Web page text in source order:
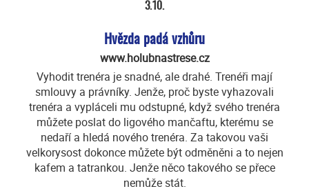
3.10.
Hvězda padá vzhůru
www.holubnastrese.cz
Vyhodit trenéra je snadné, ale drahé. Trenéři mají
smlouvy a právníky. Jenže, proč byste vyhazovali
trenéra a vypláceli mu odstupné, když svého trenéra
můžete poslat do ligového mančaftu, kterému se
nedaří a hledá nového trenéra. Za takovou vaši
velkorysost dokonce můžete být odměněni a to nejen
kafem a tatrankou. Jenže něco takového se přece
nemůže stát.